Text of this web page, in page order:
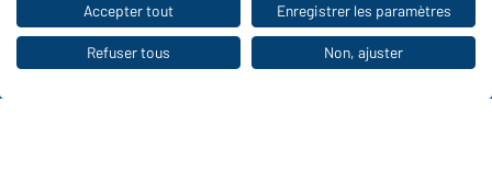
Vers la boutique pour particuliers
WORKWEAR COLLECTION
Le choix idéal pour les professionnels :
Accepter tout Enregistrer les paramètres
Refuser tous Non, ajuster